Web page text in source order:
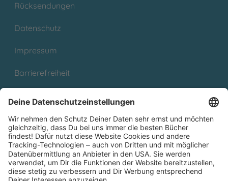
Rücksendungen
Datenschutz
Impressum
Barrierefreiheit
Partnerprogramm (Affiliate)
Folge uns auf